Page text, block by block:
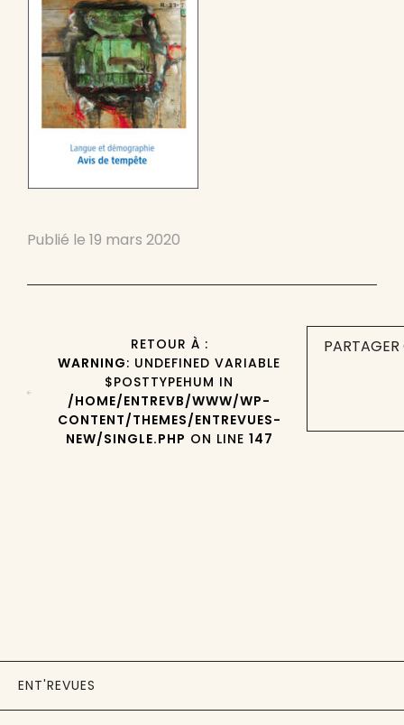
Publié le 19 mars 2020
RETOUR À :
WARNING: UNDEFINED VARIABLE
$POSTTYPEHUM IN
/HOME/ENTREVB/WWW/WP-
CONTENT/THEMES/ENTREVUES-
NEW/SINGLE.PHP ON LINE 147
ENT'REVUES